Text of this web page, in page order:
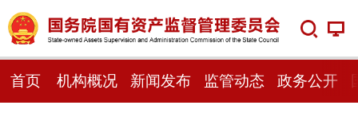
首页 机构概况 新闻发布 监管动态 政务公开